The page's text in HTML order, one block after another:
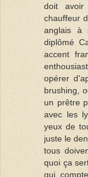
doit avoir
chauffeur
anglais à
diplômé
accent
opérer
brushing,
un prêtre
avec les
yeux de
juste le
tous
quoi ça
qui